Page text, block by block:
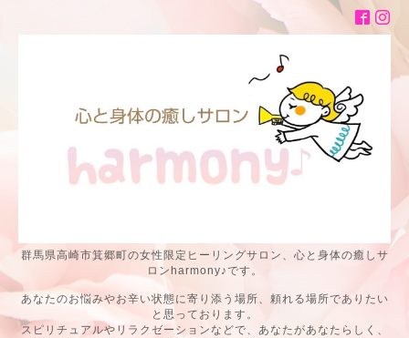
群馬県高崎市箕郷町の女性限定ヒーリングサロン、心と身体の癒しサ
ロンharmony♪です。
あなたのお悩みやお辛い状態に寄り添う場所、頼れる場所でありたい
と思っております。
スピリチュアルやリラクゼーションなどで、あなたがあなたらしく、